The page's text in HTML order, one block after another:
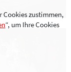
Cookies zustimmen,
“, um Ihre Cookies